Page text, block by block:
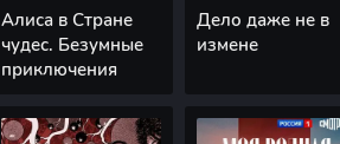
Алиса в Стране
чудес. Безумные
приключения
Дело даже не в
измене